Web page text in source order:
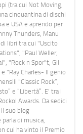
(tra cui Not Moving,
cinquantina di dischi
e USA e aprendo per
Thunders, Manu
libri tra cui "Uscito
"Paul Weller,
"Rock n Spor"t, Gil
"Ray Charles- Il genio
“Classic Rock”,
e “Libertà”. E' tra i
Awards. Da sedici
suo blog
di musica,
cui ha vinto il Premio